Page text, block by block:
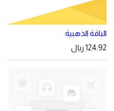
الباقة الذهبية
124.92 ريال